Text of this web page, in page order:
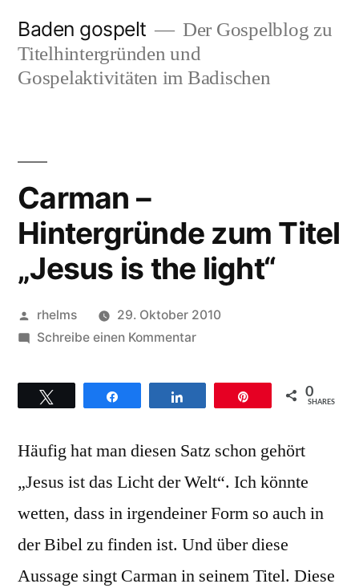
Inhalt
springen
Baden gospelt
Der Gospelblog zu
Titelhintergründen und
Gospelaktivitäten im Badischen
Carman –
Hintergründe zum Titel
„Jesus is the light“
Veröffentlicht
von
rhelms
29. Oktober 2010
Schreibe einen Kommentarzu
–
Hintergründe
Titel
the
light“
0
SHARES
Häufig hat man diesen Satz schon gehört
„Jesus ist das Licht der Welt“. Ich könnte
wetten, dass in irgendeiner Form so auch in
der Bibel zu finden ist. Und über diese
Aussage singt Carman in seinem Titel. Diese